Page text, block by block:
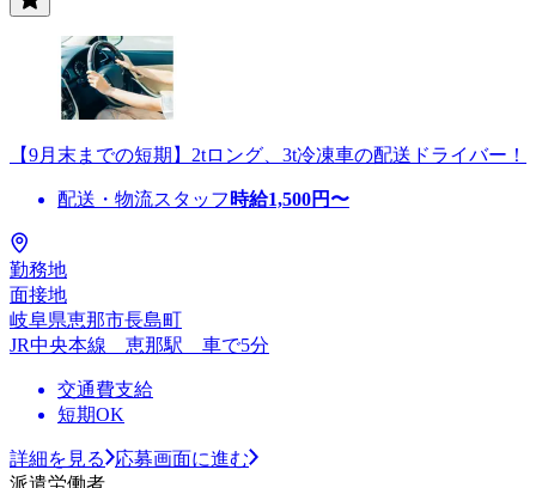
【9月末までの短期】2tロング、3t冷凍車の配送ドライバー！
配送・物流スタッフ 時給1,500円〜
勤務地
面接地
岐阜県恵那市長島町
JR中央本線 恵那駅 車で5分
交通費支給
短期OK
詳細を見る
応募画面に進む
派遣労働者